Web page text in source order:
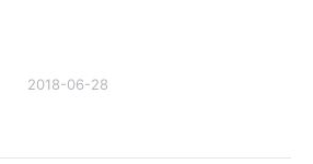
2018-06-28